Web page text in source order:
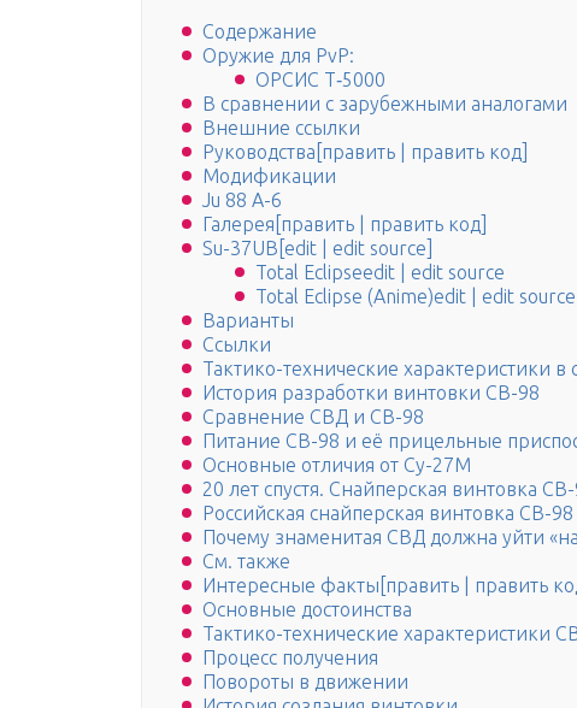
Содержание
Оружие для PvP:
ОРСИС Т‐5000
В сравнении с зарубежными аналогами
Внешние ссылки
Руководства[править | править код]
Модификации
Ju 88 A-6
Галерея[править | править код]
Su-37UB[edit | edit source]
Total Eclipseedit | edit source
Total Eclipse (Anime)edit | edit source
Варианты
Ссылки
Тактико-технические характеристики в
История разработки винтовки СВ-98
Сравнение СВД и СВ-98
Питание СВ-98 и её прицельные
Основные отличия от Су-27М
20 лет спустя. Снайперская винтовка
Российская снайперская винтовка СВ-98
Почему знаменитая СВД должна уйти
См. также
Интересные факты[править | править
Основные достоинства
Тактико-технические характеристики
Процесс получения
Повороты в движении